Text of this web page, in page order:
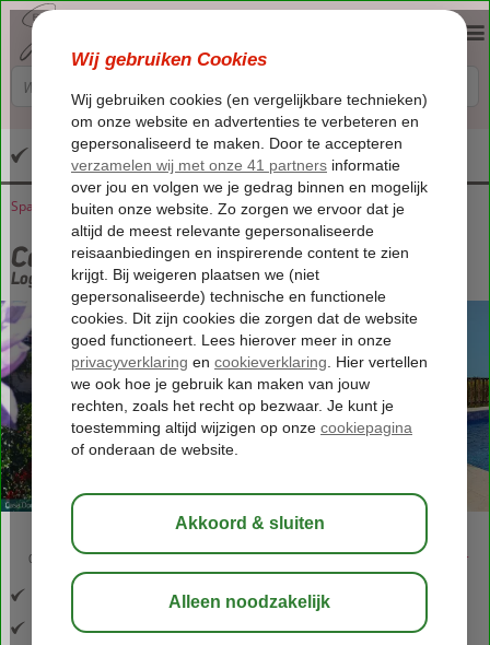
Altijd inclusief huurauto
Home
Spanje Canarische Eilanden Tenerife La Esperanza Casa Domi & Aitiana
Casa Domi & Aitiana
Logies Vakantiewoning
04:50 aug 28°C delen bewaar
Inclusief vlucht en huurauto
Afstand luchthaven: 70 km